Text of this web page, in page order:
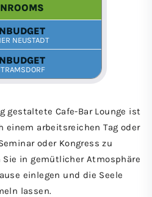
gestaltete Cafe-Bar Lounge ist
einem arbeitsreichen Tag oder
oder Kongress zu
in gemütlicher Atmosphäre
einlegen und die Seele
lassen.